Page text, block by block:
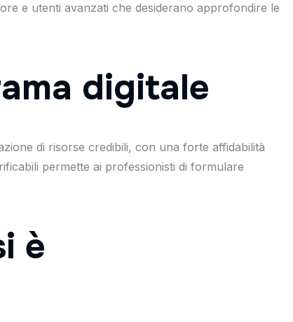
e utenti avanzati che desiderano approfondire le
digitale
di risorse credibili, con una forte affidabilità
permette ai professionisti di formulare
è